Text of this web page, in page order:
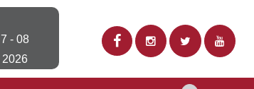
7 - 08
2026